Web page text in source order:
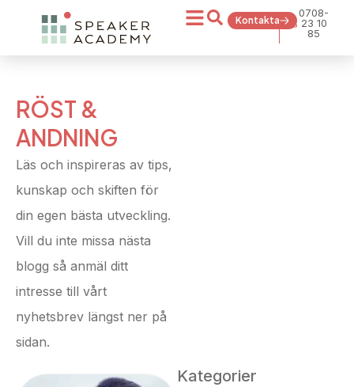
Kontakta
0708-
23 10
85
RÖST &
ANDNING
Läs och inspireras av tips,
kunskap och skiften för
din egen bästa utveckling.
Vill du inte missa nästa
blogg så anmäl ditt
intresse till vårt
nyhetsbrev längst ner på
sidan.
Kategorier